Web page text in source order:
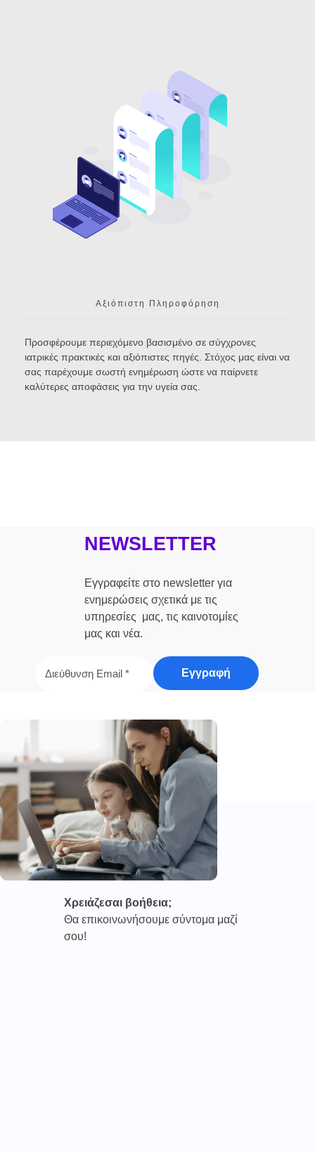
Αξιόπιστη Πληροφόρηση
Προσφέρουμε περιεχόμενο βασισμένο σε σύγχρονες
ιατρικές πρακτικές και αξιόπιστες πηγές. Στόχος μας είναι να
σας παρέχουμε σωστή ενημέρωση ώστε να παίρνετε
καλύτερες αποφάσεις για την υγεία σας.
NEWSLETTER
Εγγραφείτε στο newsletter για
ενημερώσεις σχετικά με τις
υπηρεσίες μας, τις καινοτομίες
μας και νέα.
Χρειάζεσαι βοήθεια;
Θα επικοινωνήσουμε σύντομα μαζί
σου!